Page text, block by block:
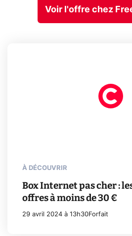
Voir l'offre chez
À DÉCOUVRIR
Box Internet pas cher :
offres à moins de 30 €
29 avril 2024 à 13h30Forfait